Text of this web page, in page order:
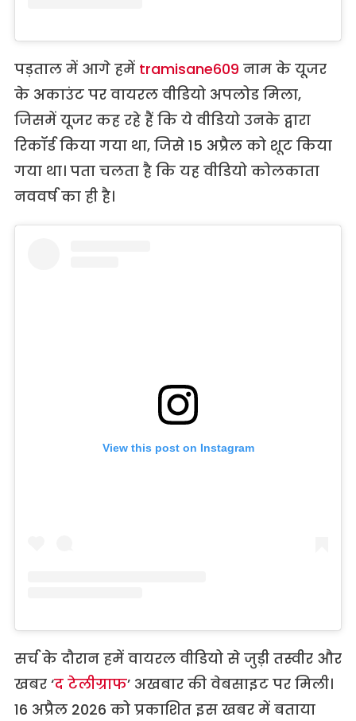
पड़ताल में आगे हमें tramisane609 नाम के यूजर
के अकाउंट पर वायरल वीडियो अपलोड मिला,
जिसमें यूजर कह रहे हैं कि ये वीडियो उनके द्वारा
रिकॉर्ड किया गया था, जिसे 15 अप्रैल को शूट किया
गया था। पता चलता है कि यह वीडियो कोलकाता
नववर्ष का ही है।
View this post on Instagram
सर्च के दौरान हमें वायरल वीडियो से जुड़ी तस्वीर और
खबर ‘द टेलीग्राफ’ अखबार की वेबसाइट पर मिली।
16 अप्रैल 2026 को प्रकाशित इस खबर में बताया